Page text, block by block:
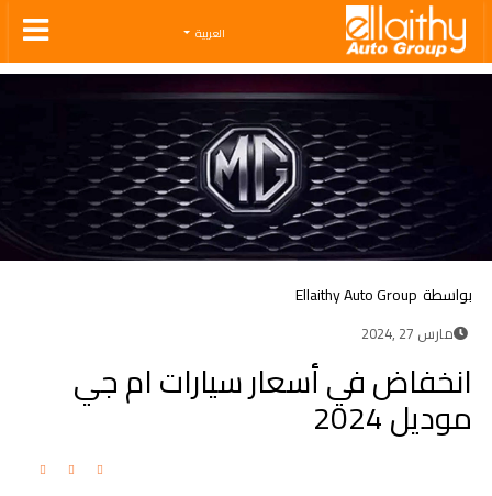
Ellaithy Auto Group
العربية
بواسطة Ellaithy Auto Group
مارس 27 ,2024
انخفاض في أسعار سيارات ام جي
موديل 2024